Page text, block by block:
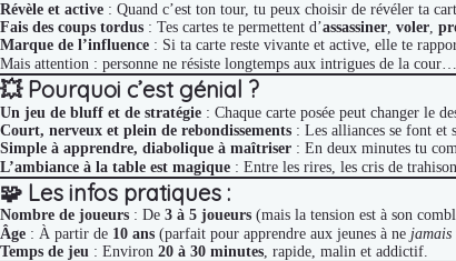
Révèle et active : Quand c’est ton tour, tu peux choisir de révéler ta
Fais des coups tordus : Tes cartes te permettent d’assassiner, voler,
Marque de l’influence : Si ta carte reste vivante et active, elle te
Mais attention : personne ne résiste longtemps aux intrigues de la
💥 Pourquoi c’est génial ?
Un jeu de bluff et de stratégie : Chaque carte posée peut changer le
Court, nerveux et plein de rebondissements : Les alliances se font et
Simple à apprendre, diabolique à maîtriser : En deux minutes tu
L’ambiance à la table est magique : Entre les rires, les cris de
🧩 Les infos pratiques :
Nombre de joueurs : De 3 à 5 joueurs (mais la tension est à son
Âge : À partir de 10 ans (parfait pour apprendre aux jeunes à ne jamais
Temps de jeu : Environ 20 à 30 minutes, rapide, malin et addictif.